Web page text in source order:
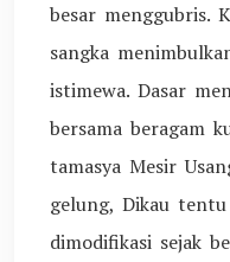
besar menggubris.
sangka
istimewa. Dasar
bersama beragam
tamasya Mesir
gelung, Dikau
dimodifikasi sejak